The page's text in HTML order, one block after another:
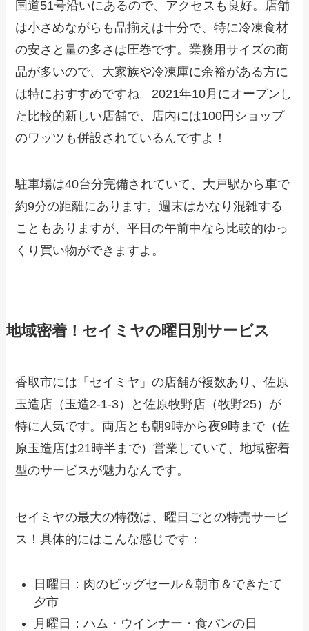
国道51号沿いにあるので、アクセスも良好。店舗
は小さめながらも品揃えは十分で、特に冷凍食材
の安さと量の多さは圧巻です。業務用サイズの商
品が多いので、大家族や冷凍庫に余裕がある方に
は特におすすめですね。2021年10月にオープンし
た比較的新しい店舗で、店内には100円ショップ
のワッツも併設されているんですよ！
駐車場は40台分完備されていて、大戸駅から車で
約9分の距離にあります。週末はかなり混雑する
こともありますが、平日の午前中なら比較的ゆっ
くり買い物ができますよ。
地域密着！セイミヤの曜日別サービス
香取市には「セイミヤ」の店舗が複数あり、佐原
玉造店（玉造2-1-3）と佐原牧野店（牧野25）が
特に人気です。両店とも朝9時から夜9時まで（佐
原玉造店は21時半まで）営業していて、地域密着
型のサービスが魅力なんです。
セイミヤの最大の特徴は、曜日ごとの特売サービ
ス！具体的にはこんな感じです：
日曜日：肉のビッグセール＆朝市＆できたて
夕市
月曜日：ハム・ウインナー・食パンの日